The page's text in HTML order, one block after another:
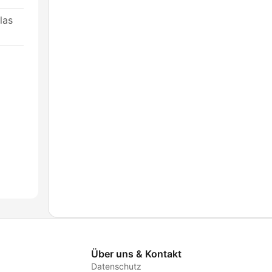
Über uns & Kontakt
Datenschutz